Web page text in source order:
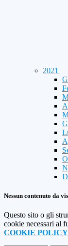
2021
Nessun contenuto da
Questo sito o gli
cookie necessari al
COOKIE POLICY